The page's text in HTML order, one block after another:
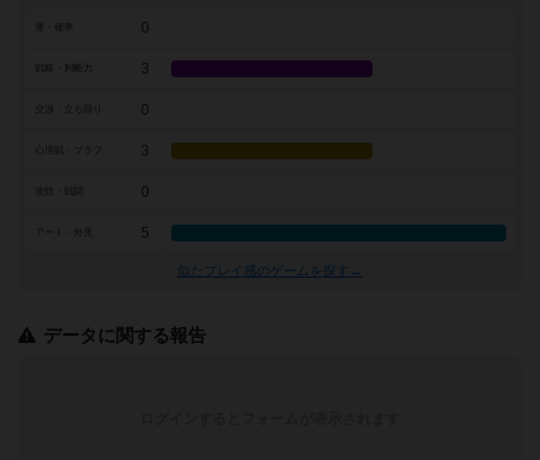
0
戦略・判断力 3
0
3
0
アート・外見 5
似たプレイ感のゲームを探す→
データに関する報告